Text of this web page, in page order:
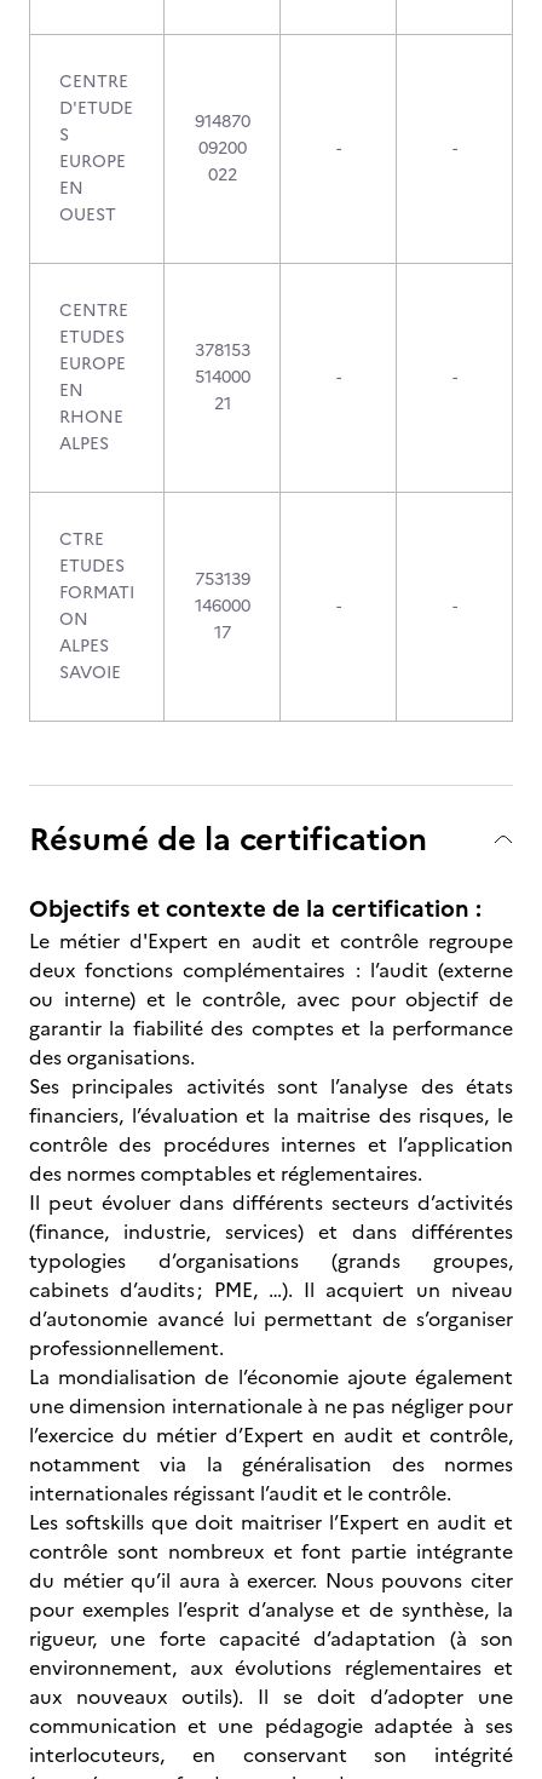
CENTRE
D'ETUDE
S
EUROPE
EN
OUEST
914870
09200
022
- -
CENTRE
ETUDES
EUROPE
EN
RHONE
ALPES
378153
514000
21
- -
CTRE
ETUDES
FORMATI
ON
ALPES
SAVOIE
753139
146000
17
- -
Résumé de la certification
Objectifs et contexte de la certification :
Le métier d'Expert en audit et contrôle regroupe
deux fonctions complémentaires : l’audit (externe
ou interne) et le contrôle, avec pour objectif de
garantir la fiabilité des comptes et la performance
des organisations.
Ses principales activités sont l’analyse des états
financiers, l’évaluation et la maitrise des risques, le
contrôle des procédures internes et l’application
des normes comptables et réglementaires.
Il peut évoluer dans différents secteurs d’activités
(finance, industrie, services) et dans différentes
typologies d’organisations (grands groupes,
cabinets d’audits ; PME, …). Il acquiert un niveau
d’autonomie avancé lui permettant de s’organiser
professionnellement.
La mondialisation de l’économie ajoute également
une dimension internationale à ne pas négliger pour
l’exercice du métier d’Expert en audit et contrôle,
notamment via la généralisation des normes
internationales régissant l’audit et le contrôle.
Les softskills que doit maitriser l’Expert en audit et
contrôle sont nombreux et font partie intégrante
du métier qu’il aura à exercer. Nous pouvons citer
pour exemples l’esprit d’analyse et de synthèse, la
rigueur, une forte capacité d’adaptation (à son
environnement, aux évolutions réglementaires et
aux nouveaux outils). Il se doit d’adopter une
communication et une pédagogie adaptée à ses
interlocuteurs, en conservant son intégrité